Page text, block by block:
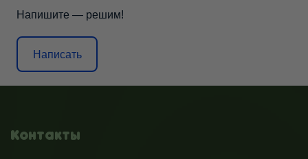
Напишите — решим!
Написать
Контакты